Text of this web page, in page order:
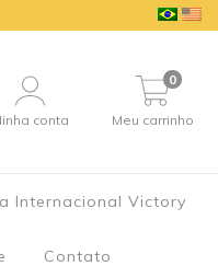
conta Meu carrinho
0
Internacional Victory
Contato